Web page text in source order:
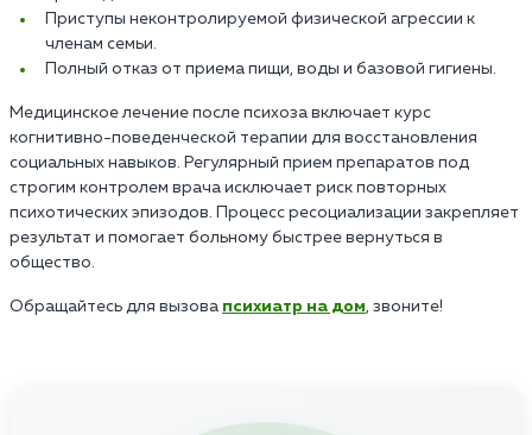
Приступы неконтролируемой физической агрессии к
членам семьи.
Полный отказ от приема пищи, воды и базовой гигиены.
Медицинское лечение после психоза включает курс
когнитивно-поведенческой терапии для восстановления
социальных навыков. Регулярный прием препаратов под
строгим контролем врача исключает риск повторных
психотических эпизодов. Процесс ресоциализации закрепляет
результат и помогает больному быстрее вернуться в
общество.
Обращайтесь для вызова психиатр на дом, звоните!